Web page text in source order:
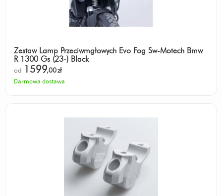
Zestaw Lamp Przeciwmgłowych Evo Fog Sw-Motech Bmw
R 1300 Gs (23-) Black
od 1599,00zł
Darmowa dostawa